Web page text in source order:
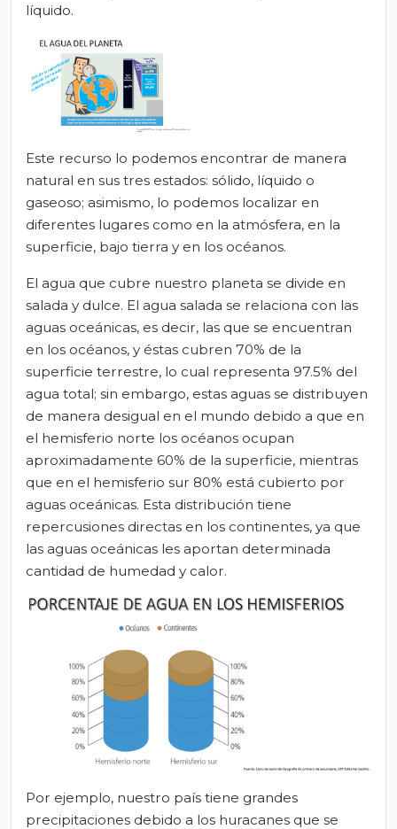
líquido.
Este recurso lo podemos encontrar de manera
natural en sus tres estados: sólido, líquido o
gaseoso; asimismo, lo podemos localizar en
diferentes lugares como en la atmósfera, en la
superficie, bajo tierra y en los océanos.
El agua que cubre nuestro planeta se divide en
salada y dulce. El agua salada se relaciona con las
aguas oceánicas, es decir, las que se encuentran
en los océanos, y éstas cubren 70% de la
superficie terrestre, lo cual representa 97.5% del
agua total; sin embargo, estas aguas se distribuyen
de manera desigual en el mundo debido a que en
el hemisferio norte los océanos ocupan
aproximadamente 60% de la superficie, mientras
que en el hemisferio sur 80% está cubierto por
aguas oceánicas. Esta distribución tiene
repercusiones directas en los continentes, ya que
las aguas oceánicas les aportan determinada
cantidad de humedad y calor.
Por ejemplo, nuestro país tiene grandes
precipitaciones debido a los huracanes que se